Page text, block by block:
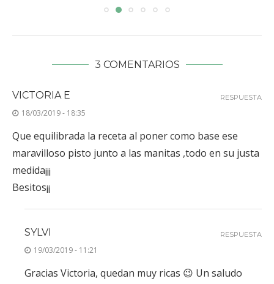
3 COMENTARIOS
VICTORIA E
18/03/2019 - 18:35
Que equilibrada la receta al poner como base ese
maravilloso pisto junto a las manitas ,todo en su justa
medida¡¡¡
Besitos¡¡
RESPUESTA
SYLVI
19/03/2019 - 11:21
Gracias Victoria, quedan muy ricas 😉 Un saludo
RESPUESTA